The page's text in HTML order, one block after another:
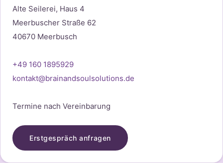
Alte Seilerei, Haus 4
Meerbuscher Straße 62
40670 Meerbusch
+49 160 1895929
kontakt@brainandsoulsolutions.de
Termine nach Vereinbarung
Erstgespräch anfragen